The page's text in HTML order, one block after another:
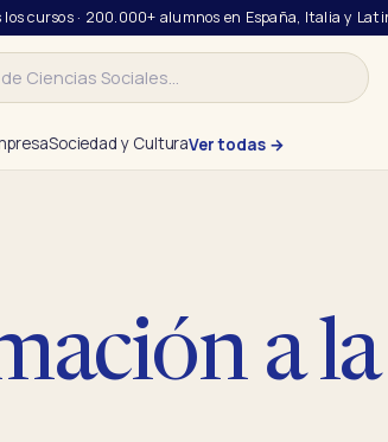
los cursos · 200.000+ alumnos en España, Italia y
Sociedad y CulturaVer todas →
a la